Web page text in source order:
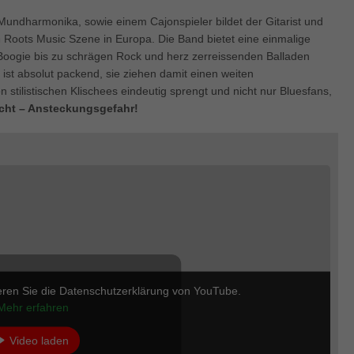
sowie einem Cajonspieler bildet der Gitarist und
Music Szene in Europa. Die Band bietet eine einmalige
bis zu schrägen Rock und herz zerreissenden Balladen
absolut packend, sie ziehen damit einen weiten
Klischees eindeutig sprengt und nicht nur Bluesfans,
– Ansteckungsgefahr!
Sie die Datenschutzerklärung von YouTube.
erfahren
Video laden
(1)
Cookies ermöglichen grundlegende Funktionen und sind für die
der Website erforderlich.
(1)
Cookie-Informationen anzeigen
by Borlabs Cookie